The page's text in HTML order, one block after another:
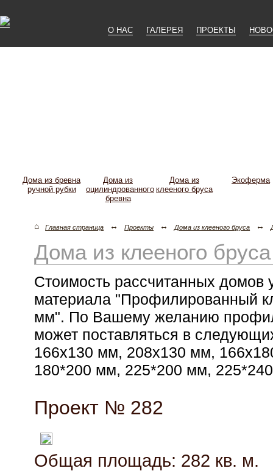
О НАС ГАЛЕРЕЯ ПРОЕКТЫ
Дома из бревна
ручной рубки
Дома из
оцилиндрованного
бревна
Дома из
клееного бруса
Экоферма
⌂ Главная страница ↔ Проекты ↔ Дома из клееного бруса ↔
Дома из клееного бруса
Стоимость рассчитанных домов
материала "Профилированный
мм". По Вашему желанию
может поставляться в
166х130 мм, 208х130 мм,
180*200 мм, 225*200 мм,
Проект № 282
Общая площадь: 282 кв. м.